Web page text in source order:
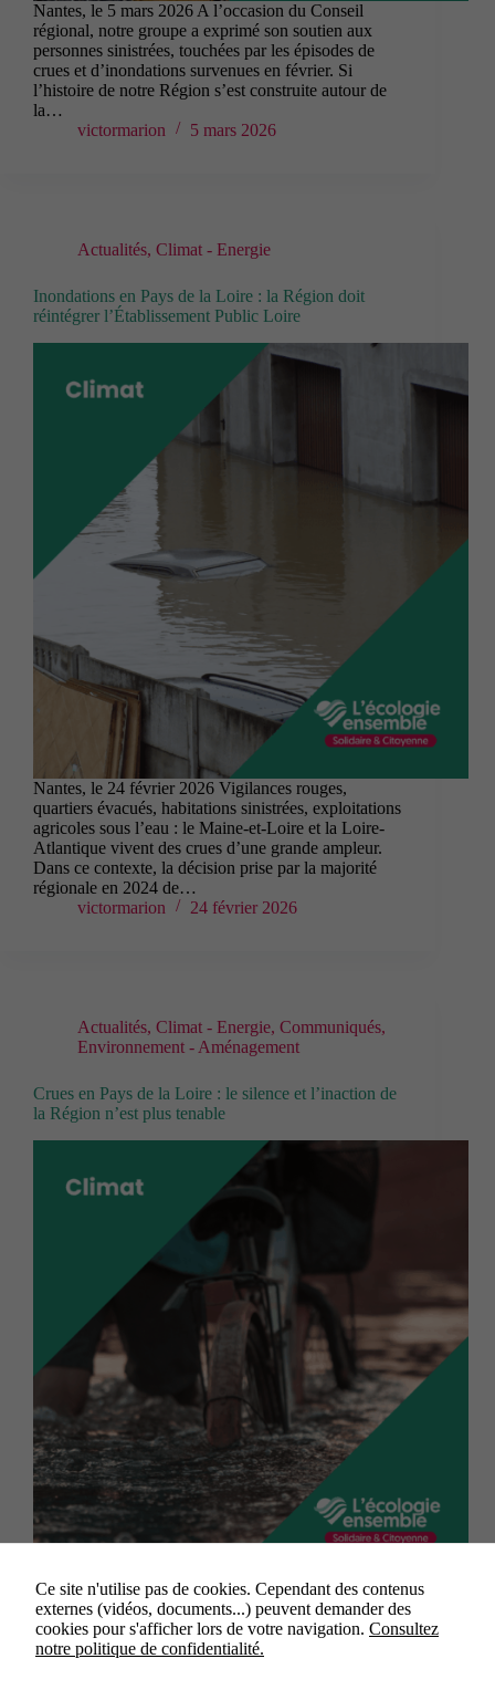
Nantes, le 5 mars 2026 A l’occasion du Conseil
régional, notre groupe a exprimé son soutien aux
personnes sinistrées, touchées par les épisodes de
crues et d’inondations survenues en février. Si
l’histoire de notre Région s’est construite autour de
la…
victormarion
5 mars 2026
Actualités, Climat - Energie
Inondations en Pays de la Loire : la Région doit
réintégrer l’Établissement Public Loire
Nantes, le 24 février 2026 Vigilances rouges,
quartiers évacués, habitations sinistrées, exploitations
agricoles sous l’eau : le Maine-et-Loire et la Loire-
Atlantique vivent des crues d’une grande ampleur.
Dans ce contexte, la décision prise par la majorité
régionale en 2024 de…
victormarion
24 février 2026
Actualités, Climat - Energie, Communiqués,
Environnement - Aménagement
Crues en Pays de la Loire : le silence et l’inaction de
la Région n’est plus tenable
Nantes, le 18 février 2026 Depuis plusieurs
semaines, une partie de la France dont les Pays de la
Loire subissent des précipitations continues ayant
accéléré le gonflement des nappes phréatiques et des
Ce site n'utilise pas de cookies. Cependant des contenus
externes (vidéos, documents...) peuvent demander des
cookies pour s'afficher lors de votre navigation. Consultez
notre politique de confidentialité.